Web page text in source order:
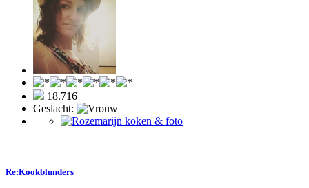
18.716
Geslacht:
Re:Kookblunders